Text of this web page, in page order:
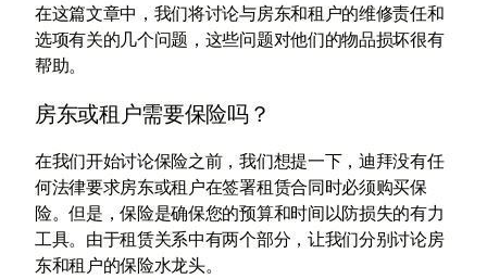
在这篇文章中，我们将讨论与房东和租户的维修责任和
选项有关的几个问题，这些问题对他们的物品损坏很有
帮助。
房东或租户需要保险吗？
在我们开始讨论保险之前，我们想提一下，迪拜没有任
何法律要求房东或租户在签署租赁合同时必须购买保
险。但是，保险是确保您的预算和时间以防损失的有力
工具。由于租赁关系中有两个部分，让我们分别讨论房
东和租户的保险水龙头。